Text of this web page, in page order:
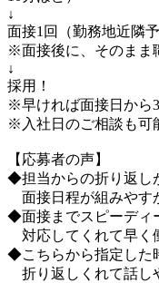
↓
面接1回（勤務地近隣予
※面接後に、そのまま
↓
採用！
※早ければ面接日から
※入社日のご相談も可
【応募者の声】
◆担当からの折り返し
面接日程が組みやす
◆面接までスピーディ
対応してくれて早く
◆こちらから指定した
折り返しくれて話し